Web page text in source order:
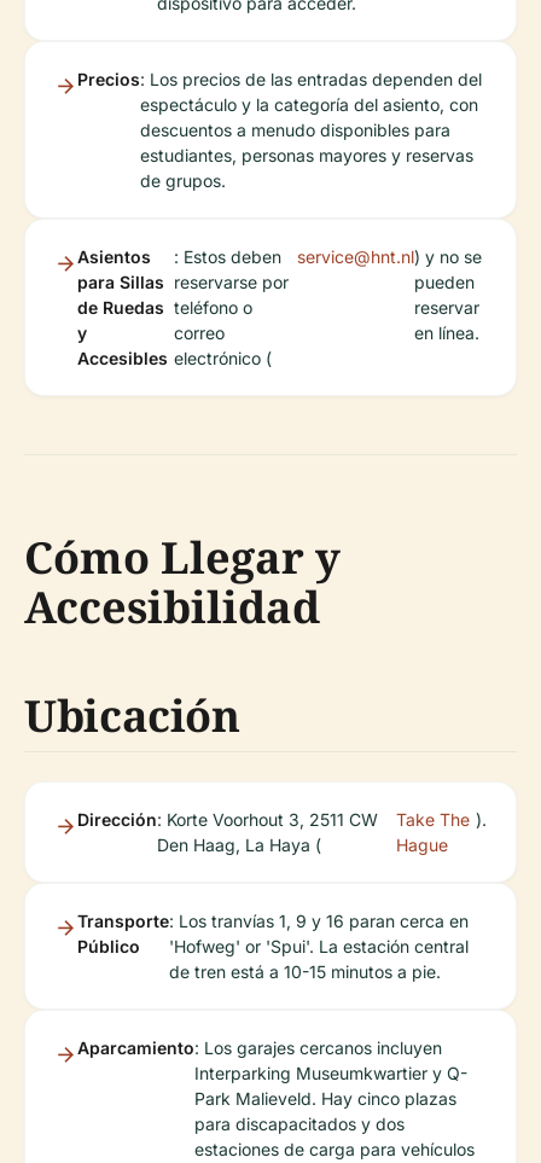
Precios: Los precios de las entradas dependen del
espectáculo y la categoría del asiento, con
descuentos a menudo disponibles para
estudiantes, personas mayores y reservas
de grupos.
Asientos
para Sillas
de Ruedas
y
Accesibles
: Estos deben
reservarse por
teléfono o
correo
electrónico (
service@hnt.nl) y no se
pueden
reservar
en línea.
Cómo Llegar y
Accesibilidad
Ubicación
Dirección: Korte Voorhout 3, 2511 CW
Den Haag, La Haya (
Take The
Hague
).
Transporte
Público
: Los tranvías 1, 9 y 16 paran cerca en
'Hofweg' or 'Spui'. La estación central
de tren está a 10-15 minutos a pie.
Aparcamiento: Los garajes cercanos incluyen
Interparking Museumkwartier y Q-
Park Malieveld. Hay cinco plazas
para discapacitados y dos
estaciones de carga para vehículos